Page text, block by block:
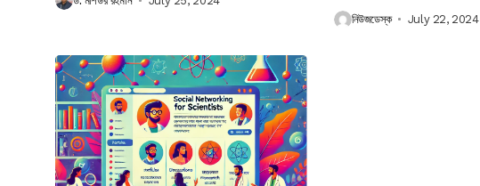
নিউজডেস্ক July 22, 2024